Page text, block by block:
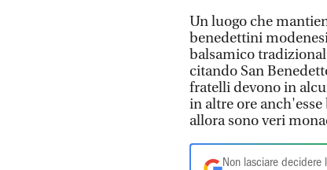
Un luogo che
benedettini
balsamico
citando San
fratelli devono in
in altre ore
allora sono veri
Non lasciare decidere